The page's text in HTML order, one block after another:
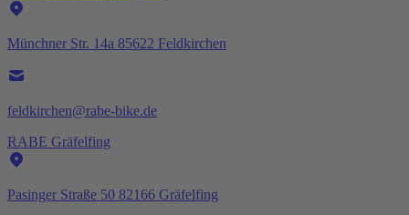
Münchner Str. 14a 85622 Feldkirchen
feldkirchen@rabe-bike.de
RABE Gräfelfing
Pasinger Straße 50 82166 Gräfelfing